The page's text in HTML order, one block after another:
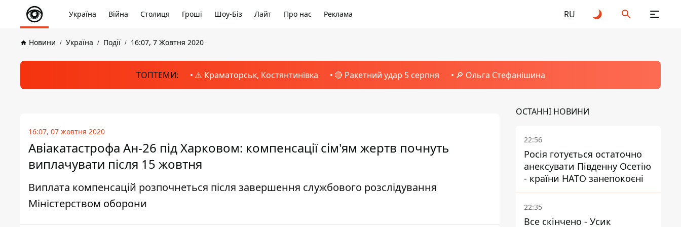
Україна Війна Столиця Гроші Шоу-Біз Лайт Про нас Реклама RU
Новини Україна Події 16:07, 7 Жовтня 2020
ТОПТЕМИ: ⚠️ Краматорськ, Костянтинівка 🔴 Ракетний удар 5 серпня 🔎 Ольга Стефанішина
16:07, 07 жовтня 2020
Авіакатастрофа Ан-26 під Харковом: компенсації сім'ям жертв почнуть
виплачувати після 15 жовтня
Виплата компенсацій розпочнеться після завершення службового розслідування
Міністерством оборони
ОСТАННІ НОВИНИ
22:56
Росія готується остаточно
анексувати Південну Осетію
- країни НАТО занепокоєні
22:35
Все скінчено - Усик